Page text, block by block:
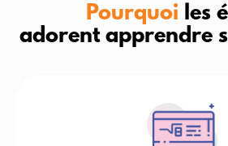
Pourquoi les
adorent apprendre